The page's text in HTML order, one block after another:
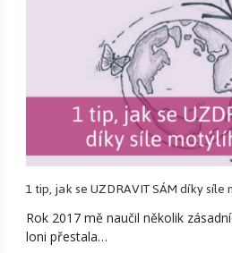
1 tip, jak se UZDRAVIT SÁM díky
Rok 2017 mě naučil několik
loni přestala…